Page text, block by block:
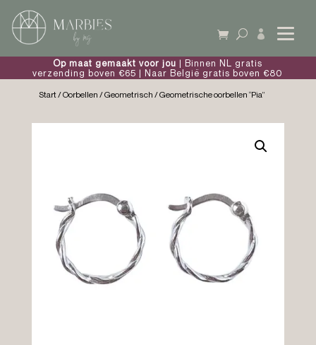

Op maat gemaakt voor jou | Binnen NL gratis
verzending boven €65 | Naar België gratis boven €80
Start/Oorbellen /Geometrisch / Geometrische oorbellen “Pia”